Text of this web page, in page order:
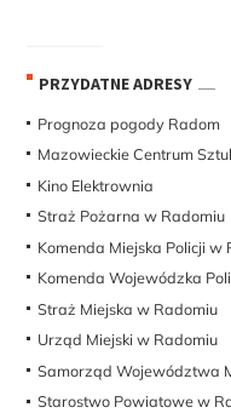
PRZYDATNE ADRESY
Prognoza pogody Radom
Mazowieckie Centrum
Kino Elektrownia
Straż Pożarna w Radomiu
Komenda Miejska Policji w
Komenda Wojewódzka
Straż Miejska w Radomiu
Urząd Miejski w Radomiu
Samorząd Województwa
Starostwo Powiatowe w